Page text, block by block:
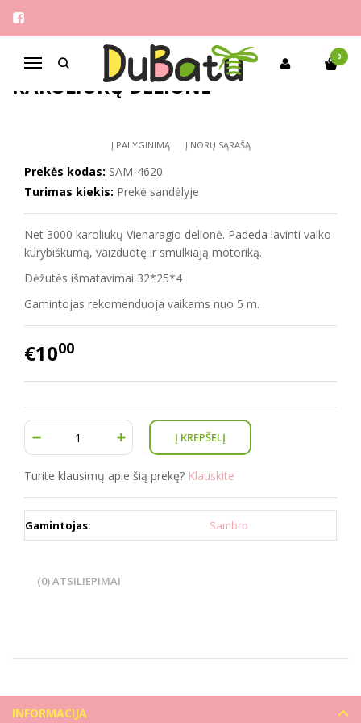
Navigacija
0
Pagrindinis
UNICORN/ VIENARAGIO 3000
KAROLIUKŲ DELIONĖ
Į PALYGINIMĄ Į NORŲ SĄRAŠĄ
Prekės kodas: SAM-4620
Turimas kiekis: Prekė sandėlyje
Net 3000 karoliukų Vienaragio delionė. Padeda lavinti vaiko
kūrybiškumą, vaizduotę ir smulkiają motoriką.
Dėžutės išmatavimai 32*25*4
Gamintojas rekomenduoja vaikams nuo 5 m.
€1000
Turite klausimų apie šią prekę? Klauskite
Gamintojas: Sambro
(0) ATSILIEPIMAI
INFORMACIJA